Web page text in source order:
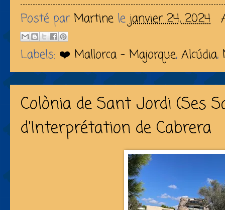
Posté par Martine le janvier 24, 2024
Labels: ❤️ Mallorca - Majorque, Alcúdia,
Colònia de Sant Jordi (Ses
d'Interprétation de Cabrera